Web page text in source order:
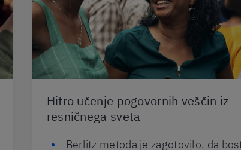
Hitro učenje pogovornih veščin iz
resničnega sveta
Berlitz metoda je zagotovilo, da